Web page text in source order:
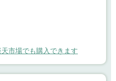
市場でも購入できます